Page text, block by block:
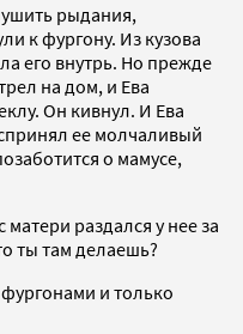
рыдания,
к фургону. Из кузова
его внутрь. Но прежде
на дом, и Ева
Он кивнул. И Ева
ее молчаливый
о мамусе,
раздался у нее за
ты там делаешь?
и только